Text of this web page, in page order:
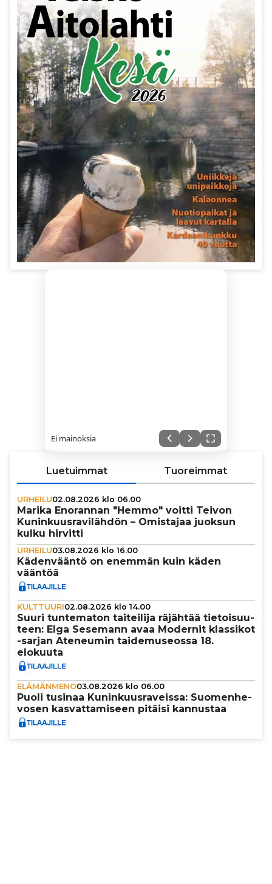
Ei mainoksia
Luetuimmat Tuoreimmat
URHEILU02.08.2026 klo 06.00
Marika Enorannan "Hemmo" voitti Teivon
Kunin­kuus­ra­vi­läh­dön – Omistajaa juoksun
kulku hirvitti
URHEILU03.08.2026 klo 16.00
Käden­vääntö on enemmän kuin käden
vääntöä
KULTTUURI02.08.2026 klo 14.00
Suuri tun­te­ma­ton tai­tei­lija räjähtää tie­toi­suu­
teen: Elga Sesemann avaa Modernit klassikot
-sarjan Ateneumin tai­de­mu­se­ossa 18.
elokuuta
ELÄMÄNMENO03.08.2026 klo 06.00
Puoli tusinaa Kunin­kuus­ra­veissa: Suo­men­he­
vo­sen kas­vat­ta­mi­seen pitäisi kannustaa